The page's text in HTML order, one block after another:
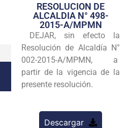
Transparencia
Seguridad
Programas
Intranet
RESOLUCION DE
ALCALDIA N° 498-
2015-A/MPMN
DEJAR, sin efecto la
Resolución de Alcaldía N°
002-2015-A/MPMN, a
partir de la vigencia de la
presente resolución.
Descargar